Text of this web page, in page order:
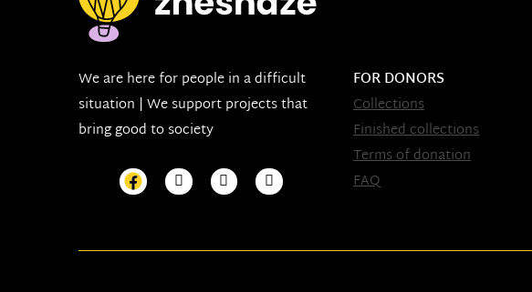
We are here for people in a difficult
situation | We support projects that
bring good to society
FOR DONORS
Collections
Finished collections
Terms of donation
FAQ